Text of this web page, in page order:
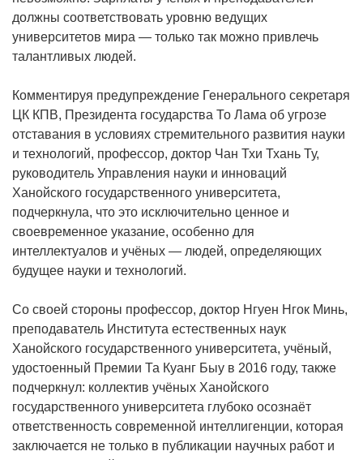
должны соответствовать уровню ведущих
университетов мира — только так можно привлечь
талантливых людей.
Комментируя предупреждение Генерального секретаря
ЦК КПВ, Президента государства То Лама об угрозе
отставания в условиях стремительного развития науки
и технологий, профессор, доктор Чан Тхи Тхань Ту,
руководитель Управления науки и инноваций
Ханойского государственного университета,
подчеркнула, что это исключительно ценное и
своевременное указание, особенно для
интеллектуалов и учёных — людей, определяющих
будущее науки и технологий.
Со своей стороны профессор, доктор Нгуен Нгок Минь,
преподаватель Института естественных наук
Ханойского государственного университета, учёный,
удостоенный Премии Та Куанг Быу в 2016 году, также
подчеркнул: коллектив учёных Ханойского
государственного университета глубоко осознаёт
ответственность современной интеллигенции, которая
заключается не только в публикации научных работ и